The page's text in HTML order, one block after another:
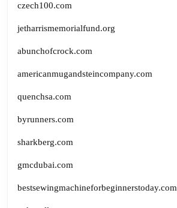
czech100.com
jetharrismemorialfund.org
abunchofcrock.com
americanmugandsteincompany.com
quenchsa.com
byrunners.com
sharkberg.com
gmcdubai.com
bestsewingmachineforbeginnerstoday.com